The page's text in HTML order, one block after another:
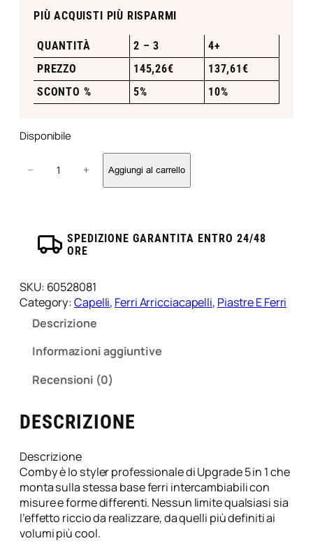
PIÙ ACQUISTI PIÙ RISPARMI
QUANTITÀ 2 – 3
4+
PREZZO
145,26€ 137,61€
SCONTO %
5% 10%
Disponibile
i
c
i
O
n
d
u
l
− + Aggiungi al carrello
SPEDIZIONE GARANTITA ENTRO 24/48
ORE
SKU: 60528081
Category:Capelli, Ferri Arricciacapelli, Piastre E Ferri
Descrizione
Informazioni aggiuntive
Recensioni (0)
DESCRIZIONE
Descrizione
Comby è lo styler professionale di Upgrade 5 in 1 che
monta sulla stessa base ferri intercambiabili con
misure e forme differenti. Nessun limite qualsiasi sia
l’effetto riccio da realizzare, da quelli più definiti ai
volumi più cool.